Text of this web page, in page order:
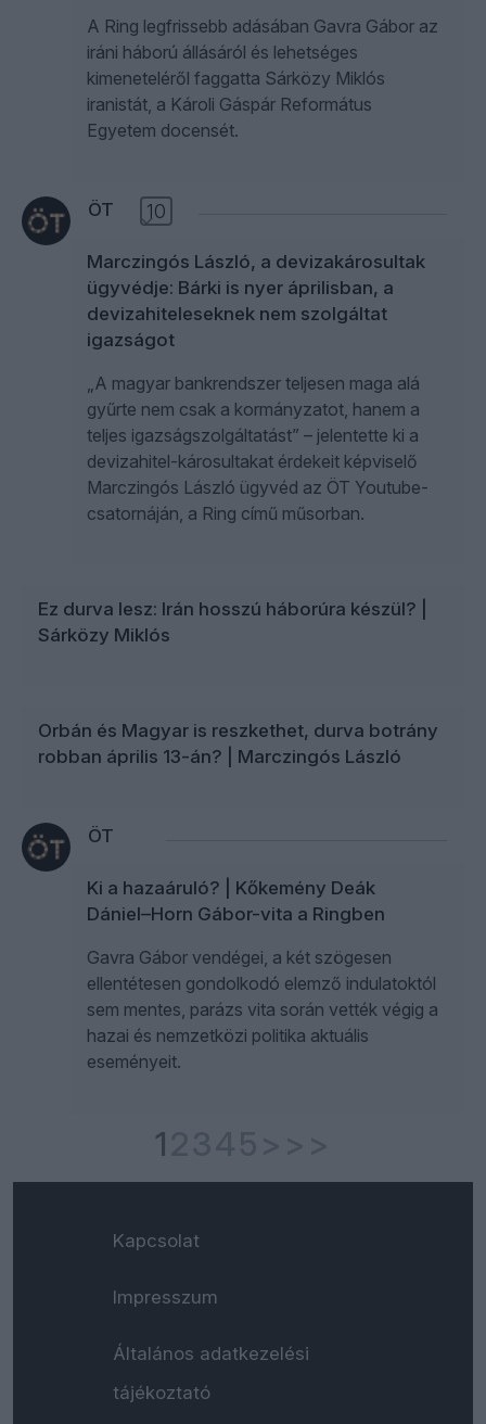
A Ring legfrissebb adásában Gavra Gábor az
iráni háború állásáról és lehetséges
kimeneteléről faggatta Sárközy Miklós
iranistát, a Károli Gáspár Református
Egyetem docensét.
ÖT 10
Marczingós László, a devizakárosultak
ügyvédje: Bárki is nyer áprilisban, a
devizahiteleseknek nem szolgáltat
igazságot
„A magyar bankrendszer teljesen maga alá
gyűrte nem csak a kormányzatot, hanem a
teljes igazságszolgáltatást” – jelentette ki a
devizahitel-károsultakat érdekeit képviselő
Marczingós László ügyvéd az ÖT Youtube-
csatornáján, a Ring című műsorban.
Ez durva lesz: Irán hosszú háborúra készül? |
Sárközy Miklós
Orbán és Magyar is reszkethet, durva botrány
robban április 13-án? | Marczingós László
ÖT
Ki a hazaáruló? | Kőkemény Deák
Dániel–Horn Gábor-vita a Ringben
Gavra Gábor vendégei, a két szögesen
ellentétesen gondolkodó elemző indulatoktól
sem mentes, parázs vita során vették végig a
hazai és nemzetközi politika aktuális
eseményeit.
1
Kapcsolat
Impresszum
Általános adatkezelési
tájékoztató